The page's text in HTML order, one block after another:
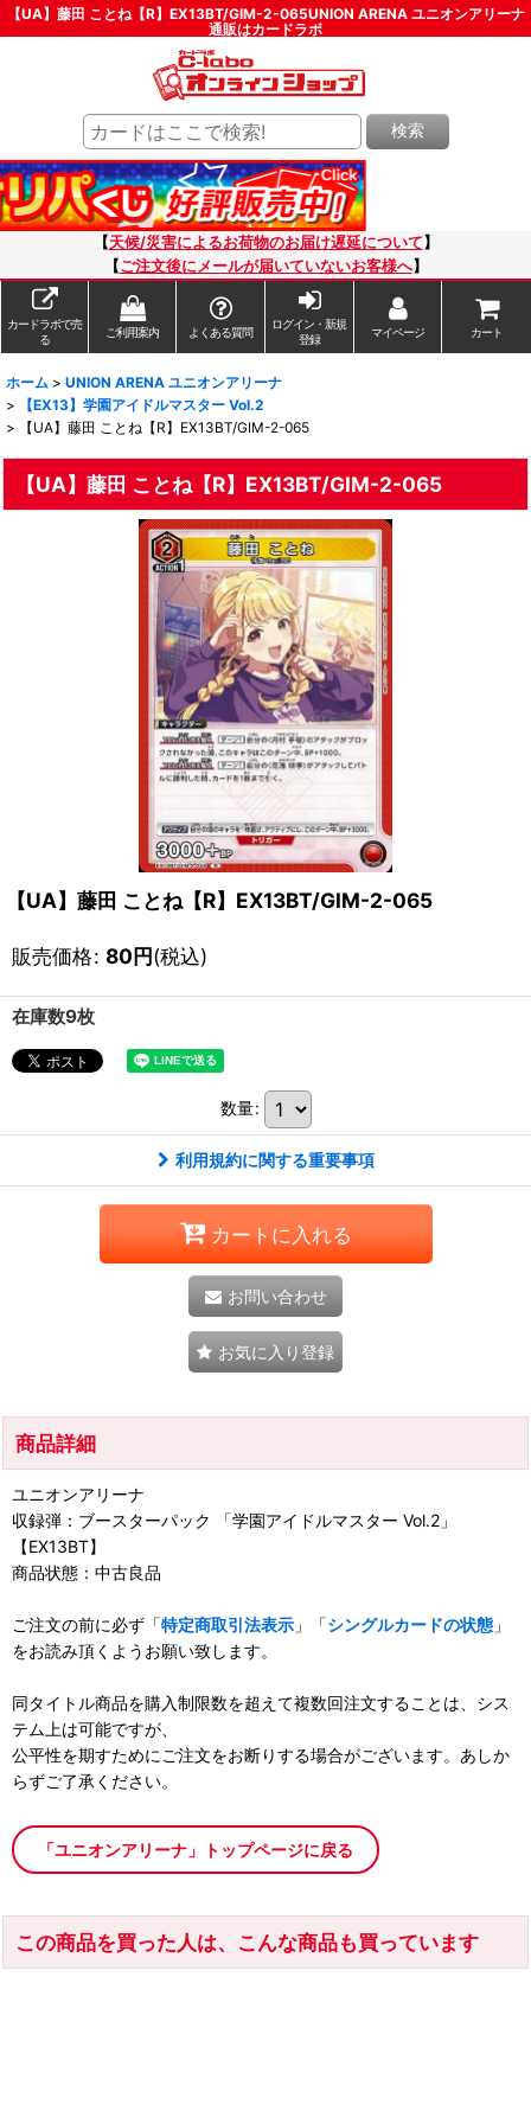
【UA】藤田 ことね【R】EX13BT/GIM-2-065UNION ARENA ユニオンアリーナ
通販はカードラボ
検索
【天候/災害によるお荷物のお届け遅延について 】
【ご注文後にメールが届いていないお客様へ】
カードラボで売
る
ご利用案内 よくある質問
ログイン・新規
登録
マイページ カート
ホーム > UNION ARENA ユニオンアリーナ
>
【EX13】学園アイドルマスター Vol.2
>
【UA】藤田 ことね【R】EX13BT/GIM-2-065
【UA】藤田 ことね【R】EX13BT/GIM-2-065
【UA】藤田 ことね【R】EX13BT/GIM-2-065
販売価格: 80円(税込)
在庫数9枚
数量:
利用規約に関する重要事項
カートに入れる
お問い合わせ
お気に入り登録
商品詳細
ユニオンアリーナ
収録弾：ブースターパック 「学園アイドルマスター Vol.2」
【EX13BT】
商品状態：中古良品
ご注文の前に必ず「特定商取引法表示 」「シングルカードの状態 」
をお読み頂くようお願い致します。
同タイトル商品を購入制限数を超えて複数回注文することは、シス
テム上は可能ですが、
公平性を期すためにご注文をお断りする場合がございます。あしか
らずご了承ください。
「ユニオンアリーナ」トップページに戻る
この商品を買った人は、こんな商品も買っています